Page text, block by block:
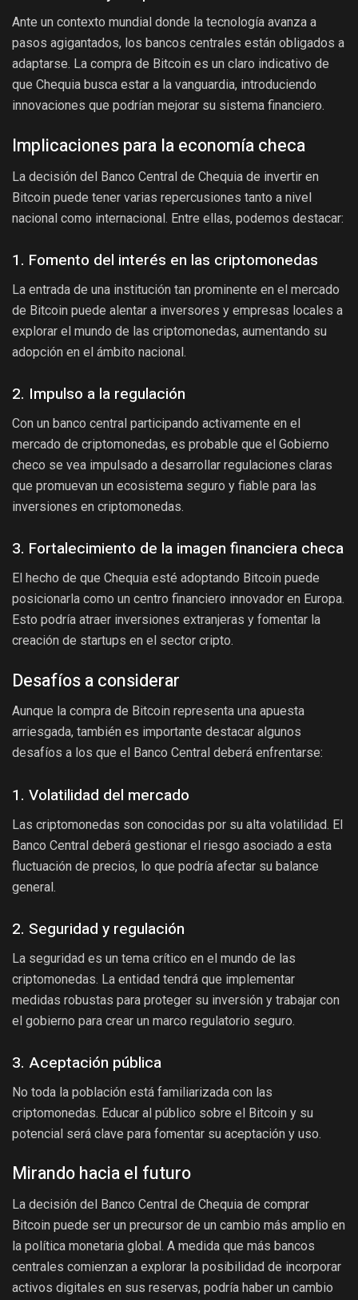
Ante un contexto mundial donde la tecnología avanza a
pasos agigantados, los bancos centrales están obligados a
adaptarse. La compra de Bitcoin es un claro indicativo de
que Chequia busca estar a la vanguardia, introduciendo
innovaciones que podrían mejorar su sistema financiero.
Implicaciones para la economía checa
La decisión del Banco Central de Chequia de invertir en
Bitcoin puede tener varias repercusiones tanto a nivel
nacional como internacional. Entre ellas, podemos destacar:
1. Fomento del interés en las criptomonedas
La entrada de una institución tan prominente en el mercado
de Bitcoin puede alentar a inversores y empresas locales a
explorar el mundo de las criptomonedas, aumentando su
adopción en el ámbito nacional.
2. Impulso a la regulación
Con un banco central participando activamente en el
mercado de criptomonedas, es probable que el Gobierno
checo se vea impulsado a desarrollar regulaciones claras
que promuevan un ecosistema seguro y fiable para las
inversiones en criptomonedas.
3. Fortalecimiento de la imagen financiera checa
El hecho de que Chequia esté adoptando Bitcoin puede
posicionarla como un centro financiero innovador en Europa.
Esto podría atraer inversiones extranjeras y fomentar la
creación de startups en el sector cripto.
Desafíos a considerar
Aunque la compra de Bitcoin representa una apuesta
arriesgada, también es importante destacar algunos
desafíos a los que el Banco Central deberá enfrentarse:
1. Volatilidad del mercado
Las criptomonedas son conocidas por su alta volatilidad. El
Banco Central deberá gestionar el riesgo asociado a esta
fluctuación de precios, lo que podría afectar su balance
general.
2. Seguridad y regulación
La seguridad es un tema crítico en el mundo de las
criptomonedas. La entidad tendrá que implementar
medidas robustas para proteger su inversión y trabajar con
el gobierno para crear un marco regulatorio seguro.
3. Aceptación pública
No toda la población está familiarizada con las
criptomonedas. Educar al público sobre el Bitcoin y su
potencial será clave para fomentar su aceptación y uso.
Mirando hacia el futuro
La decisión del Banco Central de Chequia de comprar
Bitcoin puede ser un precursor de un cambio más amplio en
la política monetaria global. A medida que más bancos
centrales comienzan a explorar la posibilidad de incorporar
activos digitales en sus reservas, podría haber un cambio